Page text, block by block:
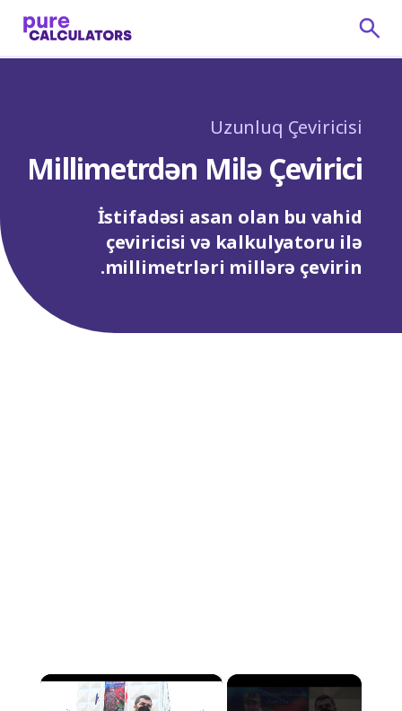
Uzunluq Çeviricisi
Millimetrdən Milə Çevirici
İstifadəsi asan olan bu vahid
çeviricisi və kalkulyatoru ilə
millimetrləri millərə çevirin.
×